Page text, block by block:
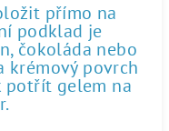
přímo na
podklad je
čokoláda nebo
krémový povrch
potřít gelem na